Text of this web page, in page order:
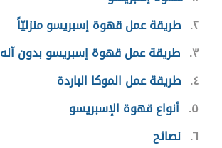
٢ طريقة عمل قهوة إسبريسو منزليّاً
٣ طريقة عمل قهوة إسبريسو بدون آله
٤ طريقة عمل الموكا الباردة
٥ أنواع قهوة الإسبريسو
٦ نصائح